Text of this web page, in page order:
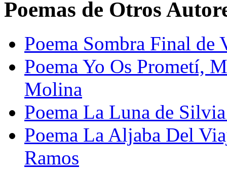
Poemas de Otros
Poema Sombra Final de
Poema Yo Os Prometí,
Molina
Poema La Luna de
Poema La Aljaba Del
Ramos